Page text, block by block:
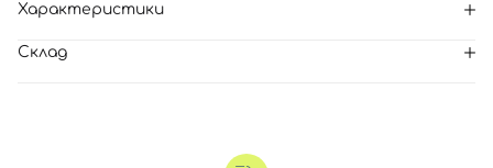
Характеристики
Склад